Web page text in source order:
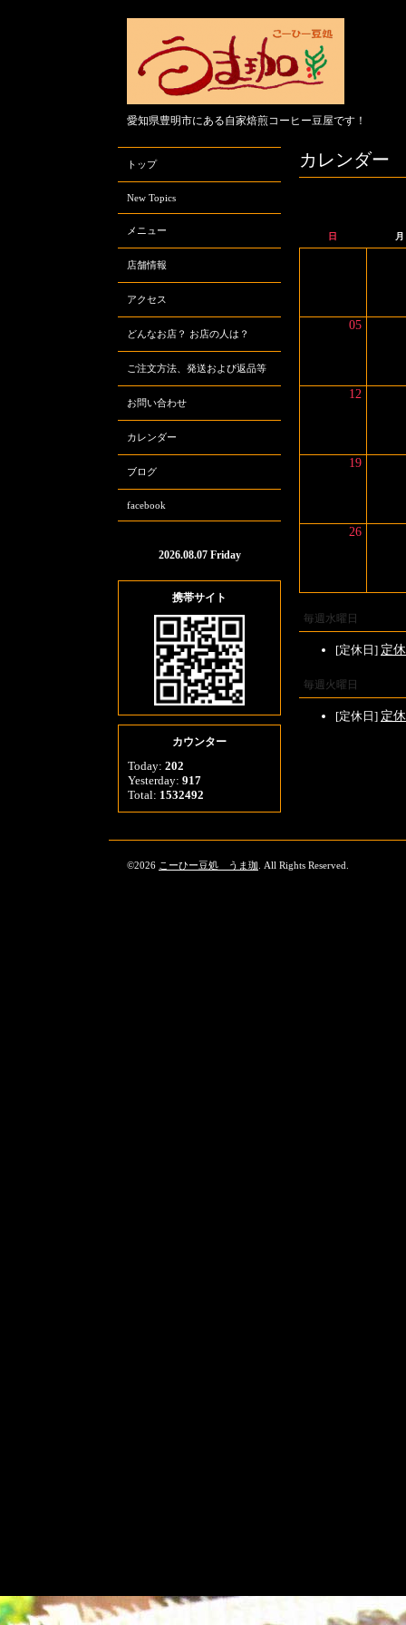
愛知県豊明市にある自家焙煎コーヒー豆屋です！
カレンダー
日 月
05
12
19
26
毎週水曜日
[定休日] 定
毎週火曜日
[定休日] 定
トップ
New Topics
メニュー
店舗情報
アクセス
どんなお店？ お店の人は？
ご注文方法、発送および返品等
お問い合わせ
カレンダー
ブログ
facebook
2026.08.07 Friday
携帯サイト
カウンター
Today: 202
Yesterday: 917
Total: 1532492
©2026 こーひー豆処 うま珈 . All Rights Reserved.